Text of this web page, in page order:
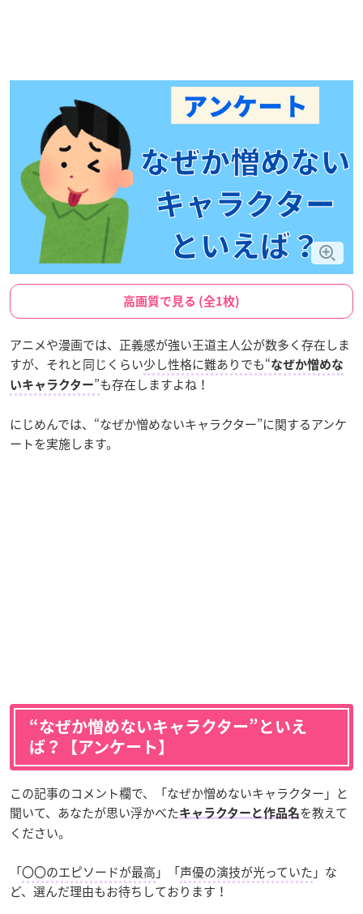
高画質で見る (全1枚)
アニメや漫画では、正義感が強い王道主人公が数多く存在しま
すが、それと同じくらい少し性格に難ありでも“なぜか憎めな
いキャラクター”も存在しますよね！
にじめんでは、“なぜか憎めないキャラクター”に関するアンケ
ートを実施します。
“なぜか憎めないキャラクター”といえ
ば？【アンケート】
この記事のコメント欄で、「なぜか憎めないキャラクター」と
聞いて、あなたが思い浮かべたキャラクターと作品名を教えて
ください。
「〇〇のエピソードが最高 」「声優の演技が光っていた 」な
ど、選んだ理由もお待ちしております！